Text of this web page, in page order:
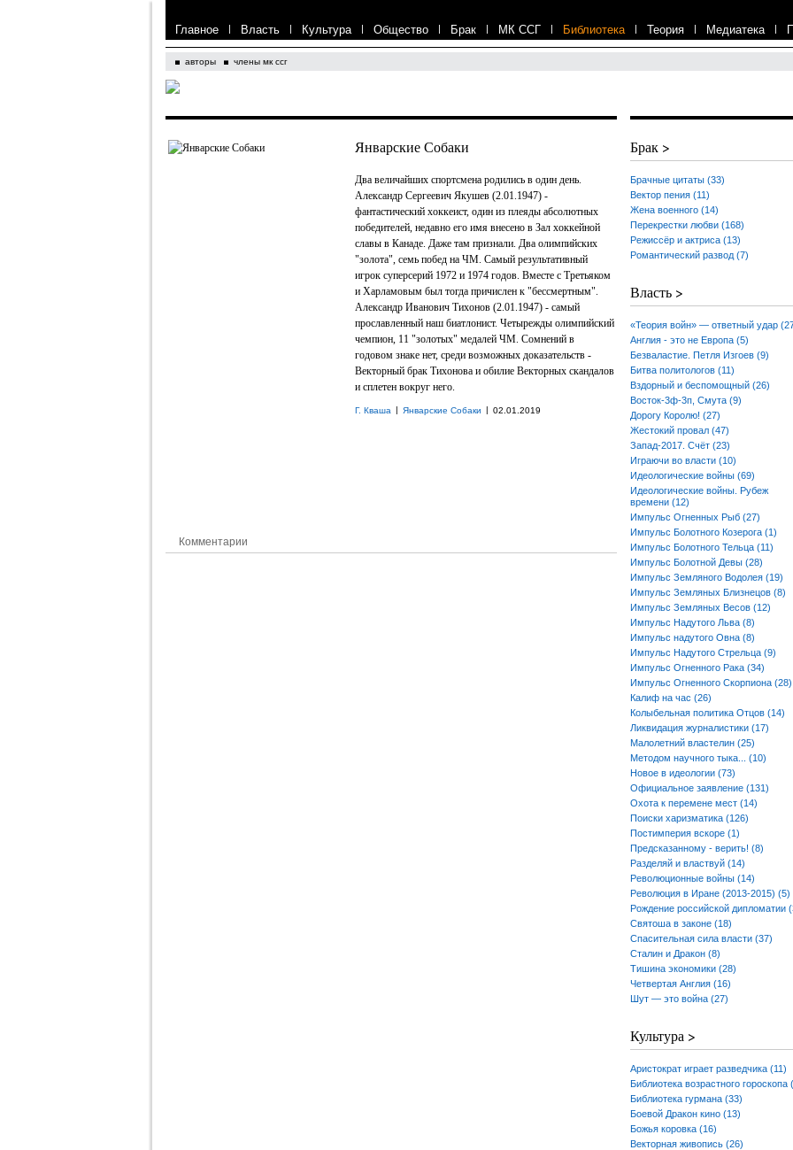
Главное | Власть | Культура | Общество | Брак | МК ССГ | Библиотека | Теория | Медиатека |
авторы члены мк ссг
Январские Собаки
Два величайших спортсмена родились в один день.
Александр Сергеевич Якушев (2.01.1947) -
фантастический хоккеист, один из плеяды абсолютных
победителей, недавно его имя внесено в Зал хоккейной
славы в Канаде. Даже там признали. Два олимпийских
"золота", семь побед на ЧМ. Самый результативный
игрок суперсерий 1972 и 1974 годов. Вместе с Третьяком
и Харламовым был тогда причислен к "бессмертным".
Александр Иванович Тихонов (2.01.1947) - самый
прославленный наш биатлонист. Четырежды олимпийский
чемпион, 11 "золотых" медалей ЧМ. Сомнений в
годовом знаке нет, среди возможных доказательств -
Векторный брак Тихонова и обилие Векторных скандалов
и сплетен вокруг него.
Г. Кваша | Январские Собаки | 02.01.2019
Комментарии
Брак >
Брачные цитаты (33)
Вектор пения (11)
Жена военного (14)
Перекрестки любви (168)
Режиссёр и актриса (13)
Романтический развод (7)
Власть >
«Теория войн» — ответный удар
Англия - это не Европа (5)
Безваластие. Петля Изгоев (9)
Битва политологов (11)
Вздорный и беспомощный (26)
Восток-3ф-3п, Смута (9)
Дорогу Королю! (27)
Жестокий провал (47)
Запад-2017. Счёт (23)
Играючи во власти (10)
Идеологические войны (69)
Идеологические войны. Рубеж
времени (12)
Импульс Огненных Рыб (27)
Импульс Болотного Козерога (1)
Импульс Болотного Тельца (11)
Импульс Болотной Девы (28)
Импульс Земляного Водолея (19)
Импульс Земляных Близнецов (8)
Импульс Земляных Весов (12)
Импульс Надутого Льва (8)
Импульс надутого Овна (8)
Импульс Надутого Стрельца (9)
Импульс Огненного Рака (34)
Импульс Огненного Скорпиона (28)
Калиф на час (26)
Колыбельная политика Отцов (14)
Ликвидация журналистики (17)
Малолетний властелин (25)
Методом научного тыка... (10)
Новое в идеологии (73)
Официальное заявление (131)
Охота к перемене мест (14)
Поиски харизматика (126)
Постимперия вскоре (1)
Предсказанному - верить! (8)
Разделяй и властвуй (14)
Революционные войны (14)
Революция в Иране (2013-2015) (5)
Рождение российской дипломатии
Святоша в законе (18)
Спасительная сила власти (37)
Сталин и Дракон (8)
Тишина экономики (28)
Четвертая Англия (16)
Шут — это война (27)
Культура >
Аристократ играет разведчика (11)
Библиотека возрастного гороскопа
Библиотека гурмана (33)
Боевой Дракон кино (13)
Божья коровка (16)
Векторная живопись (26)